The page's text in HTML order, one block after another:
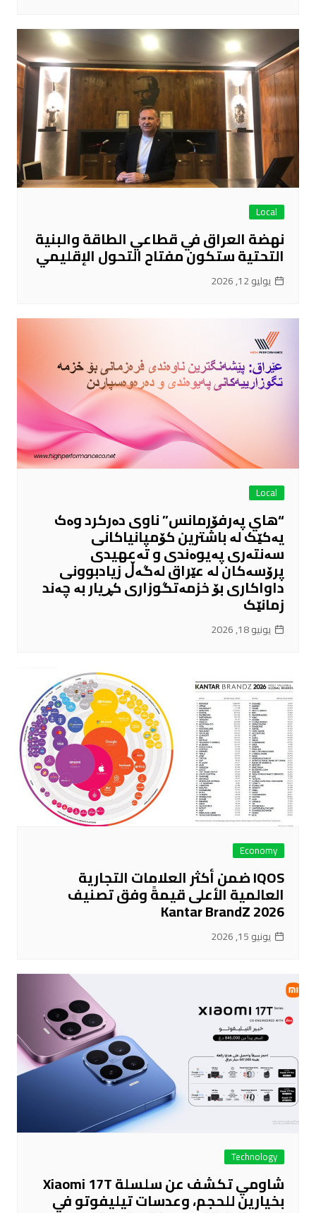
Local
نهضة العراق في قطاعي الطاقة والبنية
التحتية ستكون مفتاح التحول الإقليمي
يوليو 12, 2026
Local
“هاي پەرفۆرمانس” ناوی دەرکرد وەک
یەکێک لە باشترین کۆمپانیاکانی
سەنتەری پەیوەندی و تەعهیدی
پرۆسەکان لە عێراق لەگەڵ زیادبوونی
داواکاری بۆ خزمەتگوزاری کڕیار بە چەند
زمانێک
يونيو 18, 2026
Economy
IQOS ضمن أكثر العلامات التجارية
العالمية الأعلى قيمةً وفق تصنيف
Kantar BrandZ 2026
يونيو 15, 2026
Technology
شاومي تكشف عن سلسلة Xiaomi 17T
بخيارين للحجم، وعدسات تيليفوتو في